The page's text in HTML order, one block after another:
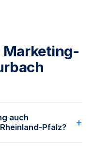
Marketing-
auch
Pfalz?